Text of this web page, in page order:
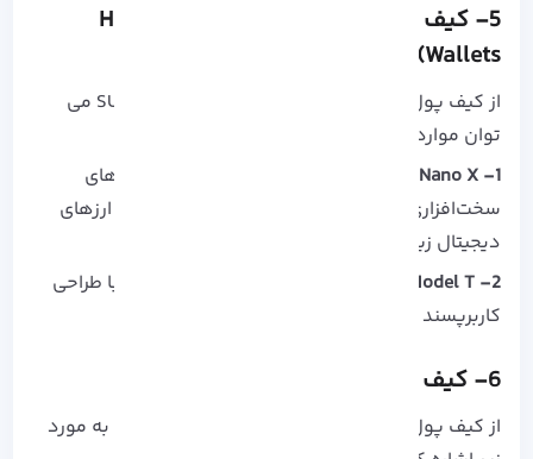
5- کیف پول‌های سخت‌افزاری (Hardware
Wallets)
از کیف پول های سخت افزاری برای نگه داری ارز SUI می
توان موارد زیر را نام برد:
1- Ledger Nano X:
یکی از محبوب‌ترین کیف پول‌های
سخت‌افزاری که امنیت بالایی داشته و می تواند از ارزهای
دیجیتال زیادی پشتیبانی کند.
2- Trezor Model T:
کیف پول سخت‌افزاری دیگر با طراحی
کاربرپسند و امنیت بالا.
6- کیف پول‌های تحت وب
از کیف پول‌های تحت وب مناسب ارز SUI می توان به مورد